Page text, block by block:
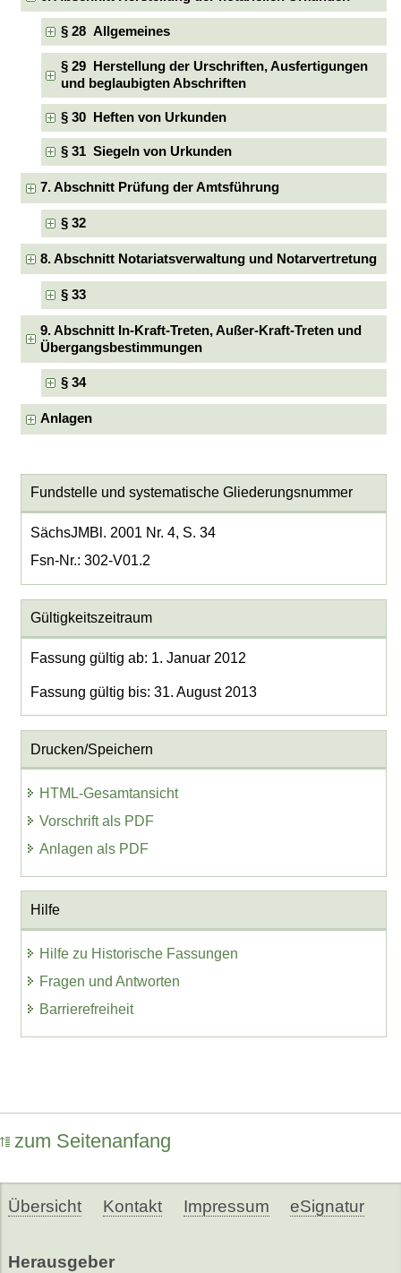
§ 28 Allgemeines
§ 29 Herstellung der Urschriften, Ausfertigungen
und beglaubigten Abschriften
§ 30 Heften von Urkunden
§ 31 Siegeln von Urkunden
7. Abschnitt Prüfung der Amtsführung
§ 32
8. Abschnitt Notariatsverwaltung und Notarvertretung
§ 33
9. Abschnitt In-Kraft-Treten, Außer-Kraft-Treten und
Übergangsbestimmungen
§ 34
Anlagen
Fundstelle und systematische Gliederungsnummer
SächsJMBl. 2001 Nr. 4, S. 34
Fsn-Nr.: 302-V01.2
Gültigkeitszeitraum
Fassung gültig ab: 1. Januar 2012
Fassung gültig bis: 31. August 2013
Drucken/Speichern
HTML-Gesamtansicht
Vorschrift als PDF
Anlagen als PDF
Hilfe
Hilfe zu Historische Fassungen
Fragen und Antworten
Barrierefreiheit
zum Seitenanfang
Übersicht Kontakt Impressum eSignatur
Herausgeber